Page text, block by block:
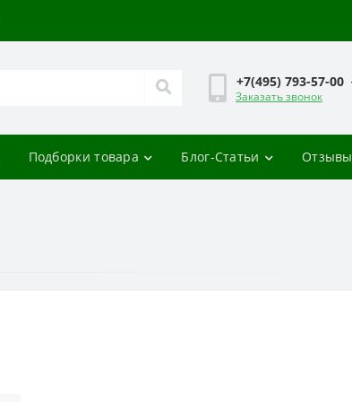
+7(495) 793-57-00
Заказать звонок
Подборки товара Блог-Статьи Отзывы